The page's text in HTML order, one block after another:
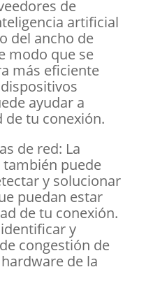
de
artificial
del ancho de
modo que se
más eficiente
ayudar a
de tu conexión.
de red: La
puede
y solucionar
puedan estar
de tu conexión.
y
congestión de
de la